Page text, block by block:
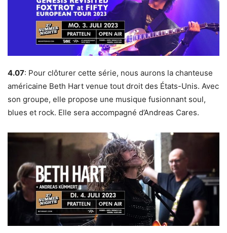
4.07: Pour clôturer cette série, nous aurons la chanteuse
américaine Beth Hart venue tout droit des États-Unis. Avec
son groupe, elle propose une musique fusionnant soul,
blues et rock. Elle sera accompagné d’Andreas Cares.